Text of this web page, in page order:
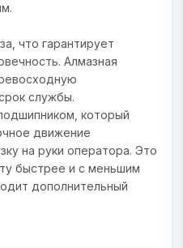
что гарантирует
Алмазная
службы.
который
движение
на руки оператора. Это
быстрее и с меньшим
дополнительный